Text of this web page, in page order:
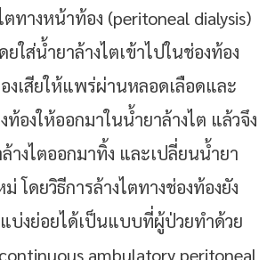
ตทางหน้าท้อง (peritoneal dialysis)
ยใส่น้ำยาล้างไตเข้าไปในช่องท้อง
งเสียให้แพร่ผ่านหลอดเลือดและ
ท้องให้ออกมาในน้ำยาล้างไต แล้วจึง
างไตออกมาทิ้ง และเปลี่ยนน้ำยา
ม่ โดยวิธีการล้างไตทางช่องท้องยัง
บ่งย่อยได้เป็นแบบที่ผู้ป่วยทำด้วย
ambulatory peritoneal